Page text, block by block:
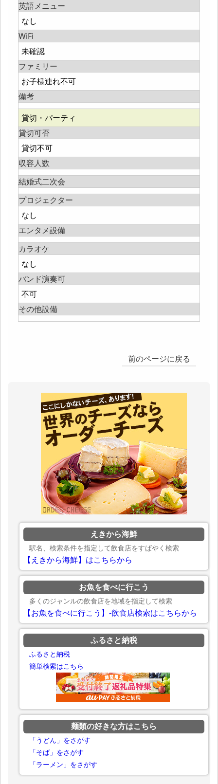
英語メニュー
なし
WiFi
未確認
ファミリー
お子様連れ不可
備考
貸切・パーティ
貸切可否
貸切不可
収容人数
結婚式二次会
プロジェクター
なし
エンタメ設備
カラオケ
なし
バンド演奏可
不可
その他設備
前のページに戻る
えきから海鮮
駅名、検索条件を指定して飲食店をすばやく検索
【えきから海鮮】はこちらから
お魚を食べに行こう
多くのジャンルの飲食店を地域を指定して検索
【お魚を食べに行こう】-飲食店検索はこちらから
ふるさと納税
ふるさと納税
簡単検索はこちら
麺類の好きな方はこちら
「うどん」をさがす
「そば」をさがす
「ラーメン」をさがす